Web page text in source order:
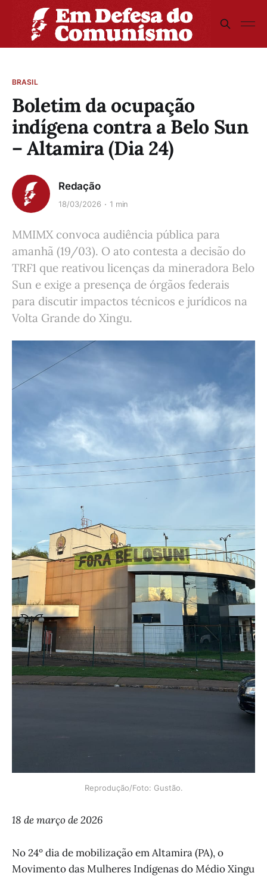
BRASIL
Boletim da ocupação
indígena contra a Belo Sun
– Altamira (Dia 24)
Redação
18/03/2026 1 min
MMIMX convoca audiência pública para
amanhã (19/03). O ato contesta a decisão do
TRF1 que reativou licenças da mineradora Belo
Sun e exige a presença de órgãos federais
para discutir impactos técnicos e jurídicos na
Volta Grande do Xingu.
Reprodução/Foto: Gustão.
18 de março de 2026
No 24º dia de mobilização em Altamira (PA), o
Movimento das Mulheres Indígenas do Médio Xingu